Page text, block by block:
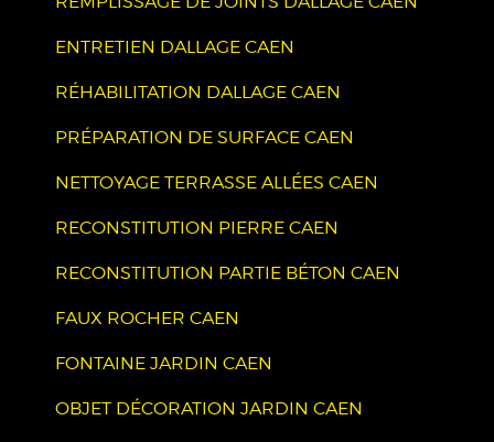
ENTRETIEN DALLAGE CAEN
RÉHABILITATION DALLAGE CAEN
PRÉPARATION DE SURFACE CAEN
NETTOYAGE TERRASSE ALLÉES CAEN
RECONSTITUTION PIERRE CAEN
RECONSTITUTION PARTIE BÉTON CAEN
FAUX ROCHER CAEN
FONTAINE JARDIN CAEN
OBJET DÉCORATION JARDIN CAEN